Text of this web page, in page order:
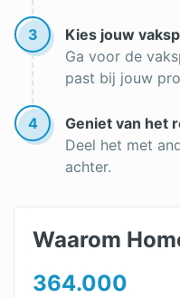
3
Kies jouw
Ga voor de
past bij jouw
4
Geniet van het
Deel het met
achter.
Waarom
364.000